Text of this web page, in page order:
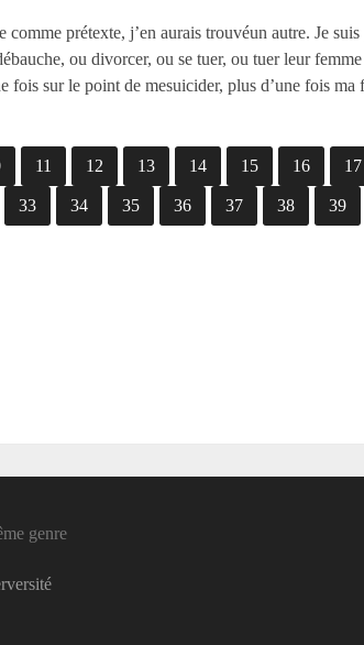
comme prétexte, j’en aurais trouvéun autre. Je
ou divorcer, ou se tuer, ou tuer leur
sur le point de mesuicider, plus d’une fois ma
11 12 13 14 15 16 17
33 34 35 36 37 38 39
genre